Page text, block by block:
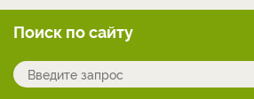
Поиск по сайту